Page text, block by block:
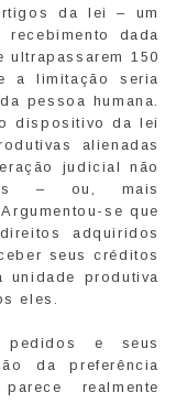
da lei – um
dada
150
a limitação seria
pessoa humana.
dispositivo da lei
alienadas
judicial não
– ou, mais
se que
adquiridos
seus créditos
produtiva
eles.
e seus
da preferência
realmente